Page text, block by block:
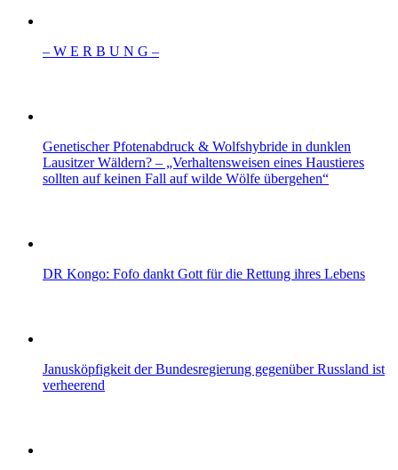
– W Ε R Β U Ν G –
Genetischer Pfotenabdruck & Wolfshybride in dunklen
Lausitzer Wäldern? – „Verhaltensweisen eines Haustieres
sollten auf keinen Fall auf wilde Wölfe übergehen“
DR Kongo: Fofo dankt Gott für die Rettung ihres Lebens
Janusköpfigkeit der Bundesregierung gegenüber Russland ist
verheerend